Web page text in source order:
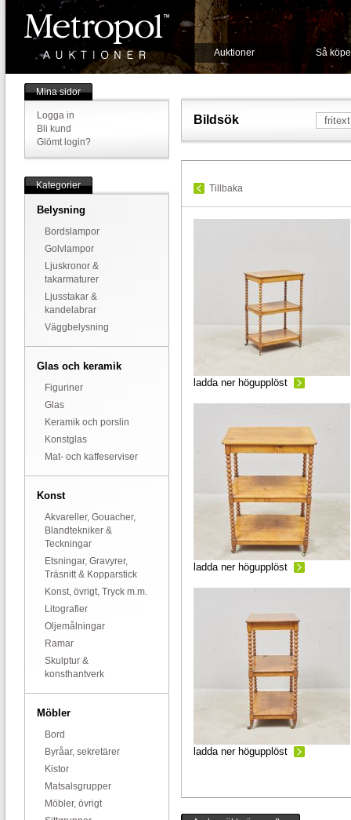
Auktioner Så
Mina sidor
Logga in
Bli kund
Glömt login?
Kategorier
Belysning
Bordslampor
Golvlampor
Ljuskronor &
takarmaturer
Ljusstakar &
kandelabrar
Väggbelysning
Glas och keramik
Figuriner
Glas
Keramik och porslin
Konstglas
Mat- och kaffeserviser
Konst
Akvareller, Gouacher,
Blandtekniker &
Teckningar
Etsningar, Gravyrer,
Träsnitt & Kopparstick
Konst, övrigt, Tryck m.m.
Litografier
Oljemålningar
Ramar
Skulptur &
konsthantverk
Möbler
Bord
Byråar, sekretärer
Kistor
Matsalsgrupper
Möbler, övrigt
Bildsök
Tillbaka
ladda ner högupplöst
ladda ner högupplöst
ladda ner högupplöst